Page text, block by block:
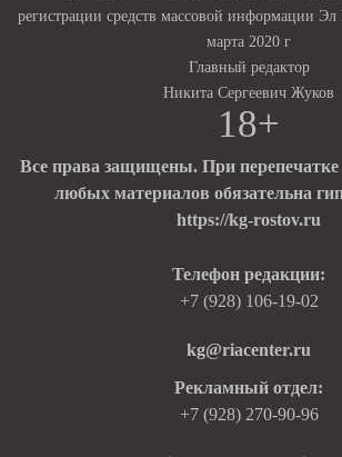
регистрации средств массовой информации
марта 2020 г
Главный редактор
Никита Сергеевич Жуков
18+
Все права защищены. При перепечатке
любых материалов обязательна
https://kg-rostov.ru
Телефон редакции:
+7 (928) 106-19-02
kg@riacenter.ru
Рекламный отдел:
+7 (928) 270-90-96